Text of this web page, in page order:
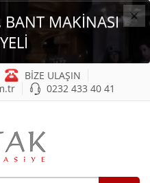
×
BANT MAKİNASI
BİZE ULAŞIN
0232 433 40 41